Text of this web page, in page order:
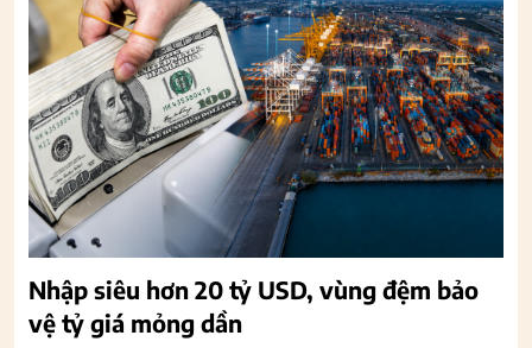
Nhập siêu hơn 20 tỷ USD, vùng đệm bảo
vệ tỷ giá mỏng dần